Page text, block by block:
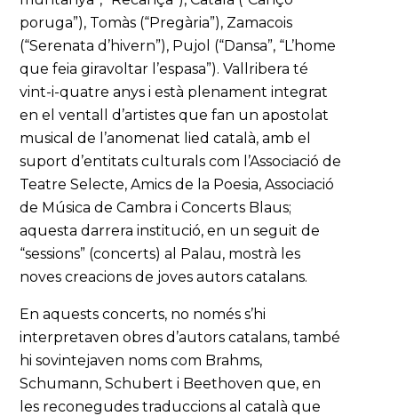
poruga”), Tomàs (“Pregària”), Zamacois
(“Serenata d’hivern”), Pujol (“Dansa”, “L’home
que feia giravoltar l’espasa”). Vallribera té
vint-i-quatre anys i està plenament integrat
en el ventall d’artistes que fan un apostolat
musical de l’anomenat lied català, amb el
suport d’entitats culturals com l’Associació de
Teatre Selecte, Amics de la Poesia, Associació
de Música de Cambra i Concerts Blaus;
aquesta darrera institució, en un seguit de
“sessions” (concerts) al Palau, mostrà les
noves creacions de joves autors catalans.
En aquests concerts, no només s’hi
interpretaven obres d’autors catalans, també
hi sovintejaven noms com Brahms,
Schumann, Schubert i Beethoven que, en
les reconegudes traduccions al català que